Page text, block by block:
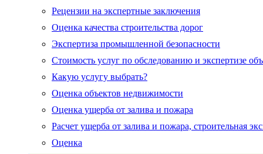
Рецензии на экспертные заключения
Оценка качества строительства дорог
Экспертиза промышленной безопасности
Стоимость услуг по обследованию и экспертизе
Какую услугу выбрать?
Оценка объектов недвижимости
Оценка ущерба от залива и пожара
Расчет ущерба от залива и пожара, строительная
Оценка